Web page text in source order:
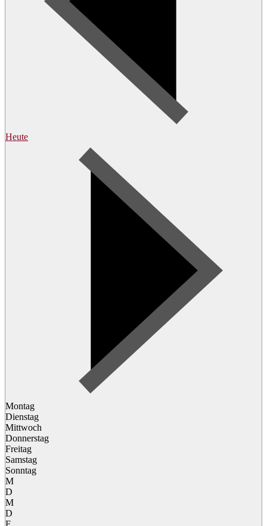
Heute
Montag
Dienstag
Mittwoch
Donnerstag
Freitag
Samstag
Sonntag
M
D
M
D